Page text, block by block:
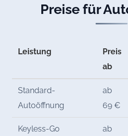
Preise für
Leistung
Preis
ab
Standard-
Autoöffnung
ab
69 €
Keyless-Go
ab